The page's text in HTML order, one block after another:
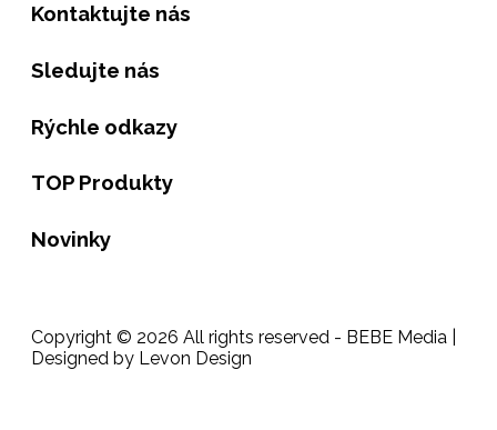
Kontaktujte nás
Sledujte nás
Rýchle odkazy
TOP Produkty
Novinky
Copyright © 2026 All rights reserved - BEBE Media |
Designed by Levon Design